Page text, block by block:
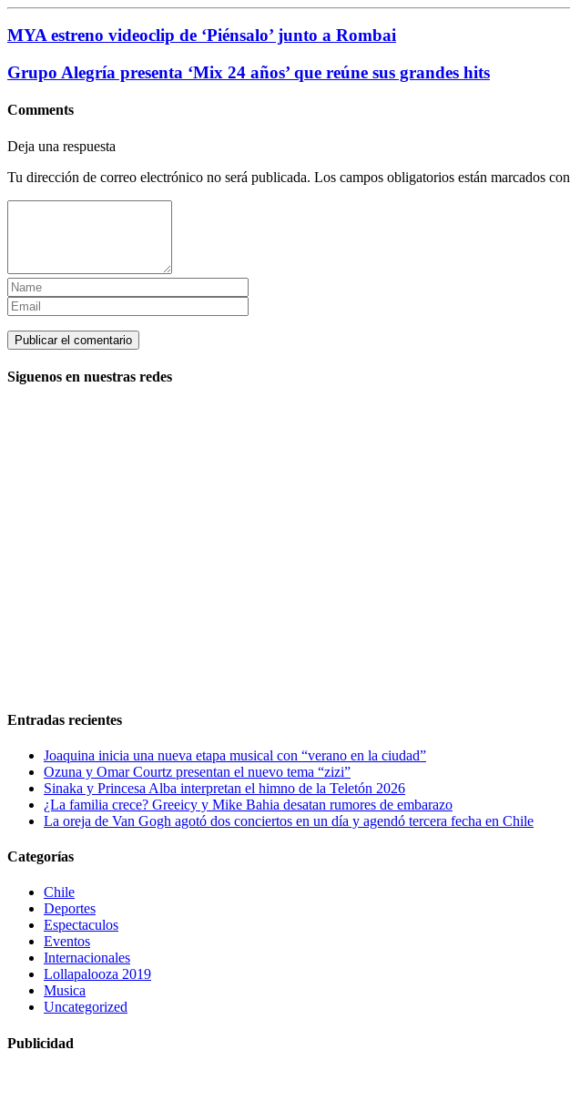
MYA estreno videoclip de ‘Piénsalo’ junto a Rombai
Grupo Alegría presenta ‘Mix 24 años’ que reúne sus grandes hits
Comments
Deja una respuesta
Tu dirección de correo electrónico no será publicada. Los campos obligatorios están marcados con
Siguenos en nuestras redes
Entradas recientes
Joaquina inicia una nueva etapa musical con “verano en la ciudad”
Ozuna y Omar Courtz presentan el nuevo tema “zizi”
Sinaka y Princesa Alba interpretan el himno de la Teletón 2026
¿La familia crece? Greeicy y Mike Bahia desatan rumores de embarazo
La oreja de Van Gogh agotó dos conciertos en un día y agendó tercera fecha en Chile
Categorías
Chile
Deportes
Espectaculos
Eventos
Internacionales
Lollapalooza 2019
Musica
Uncategorized
Publicidad